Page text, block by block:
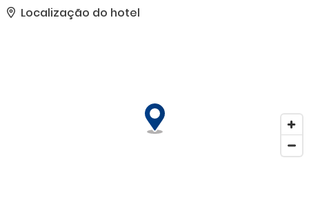
presentes incluem balcão de recepção 24 horas, equipe
multilíngue e armazenamento para bagagem. Mediante uma
Localização do hotel